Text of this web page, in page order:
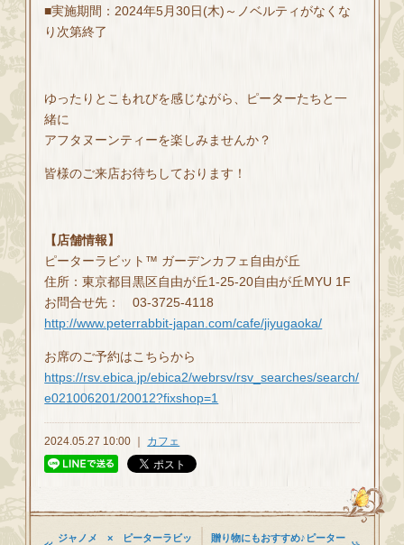
■実施期間：2024年5月30日(木)～ノベルティがなくな
り次第終了
ゆったりとこもれびを感じながら、ピーターたちと一
緒に
アフタヌーンティーを楽しみませんか？
皆様のご来店お待ちしております！
【店舗情報】
ピーターラビット™ ガーデンカフェ自由が丘
住所：東京都目黒区自由が丘1-25-20自由が丘MYU 1F
お問合せ先： 03-3725-4118
http://www.peterrabbit-japan.com/cafe/jiyugaoka/
お席のご予約はこちらから
https://rsv.ebica.jp/ebica2/webrsv/rsv_searches/search/
e021006201/20012?fixshop=1
2024.05.27 10:00 ｜ カフェ
ジャノメ × ピーターラビッ
贈り物にもおすすめ♪ピーター